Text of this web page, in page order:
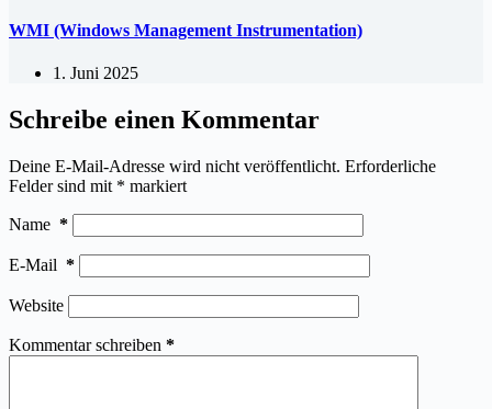
WMI (Windows Management Instrumentation)
1. Juni 2025
Schreibe einen Kommentar
Deine E-Mail-Adresse wird nicht veröffentlicht. Erforderliche
Felder sind mit * markiert
Name *
E-Mail *
Website
Kommentar schreiben *